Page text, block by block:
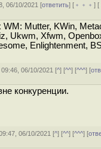
06/10/2021 [ответить] [ ﹢﹢﹢] [
WM: Mutter, KWin,
Ukwm, Xfwm,
Enlightenment,
09:46, 06/10/2021 [^] [^^] [^^^] [
конкуренции.
06/10/2021 [^] [^^] [^^^] [